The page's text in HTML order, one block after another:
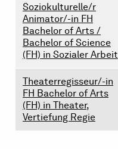
Soziokulturelle/r
Animator/-in FH
Bachelor of Arts /
Bachelor of Science
(FH) in Sozialer Arbeit
Theaterregisseur/-in
FH Bachelor of Arts
(FH) in Theater,
Vertiefung Regie